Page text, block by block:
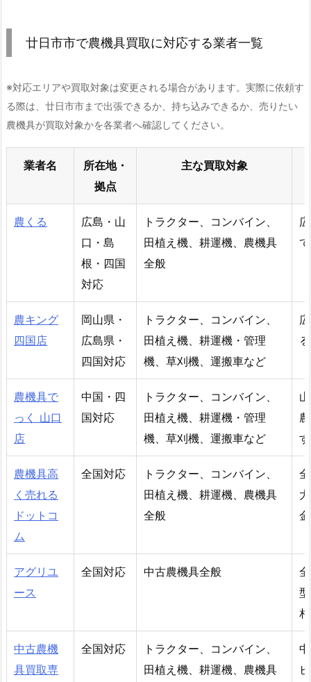
廿日市市で農機具買取に対応する業者一覧
※対応エリアや買取対象は変更される場合があります。実際に依頼す
る際は、廿日市市まで出張できるか、持ち込みできるか、売りたい
農機具が買取対象かを各業者へ確認してください。
業者名
所在地・
拠点
主な買取対象
農くる
広島・山
口・島
根・四国
対応
トラクター、コンバイン、
田植え機、耕運機、農機具
全般
農キング
四国店
岡山県・
広島県・
四国対応
トラクター、コンバイン、
田植え機、耕運機・管理
機、草刈機、運搬車など
農機具で
っく 山口
店
中国・四
国対応
トラクター、コンバイン、
田植え機、耕運機・管理
機、草刈機、運搬車など
農機具高
く売れる
ドットコ
ム
全国対応
トラクター、コンバイン、
田植え機、耕運機、農機具
全般
アグリユ
ース
全国対応 中古農機具全般
中古農機
具買取専
全国対応
トラクター、コンバイン、
田植え機、耕運機、農機具